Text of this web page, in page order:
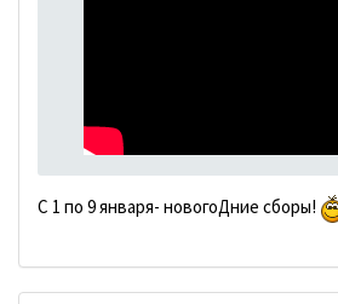
С 1 по 9 января- новогоДние сборы!